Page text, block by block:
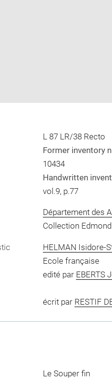
L 87 LR/38 Recto
Former inventory
10434
Handwritten
vol.9, p.77
Département des
Collection
HELMAN Isidore-
Ecole française
edité par EBERTS
écrit par RESTIF
Le Souper fin